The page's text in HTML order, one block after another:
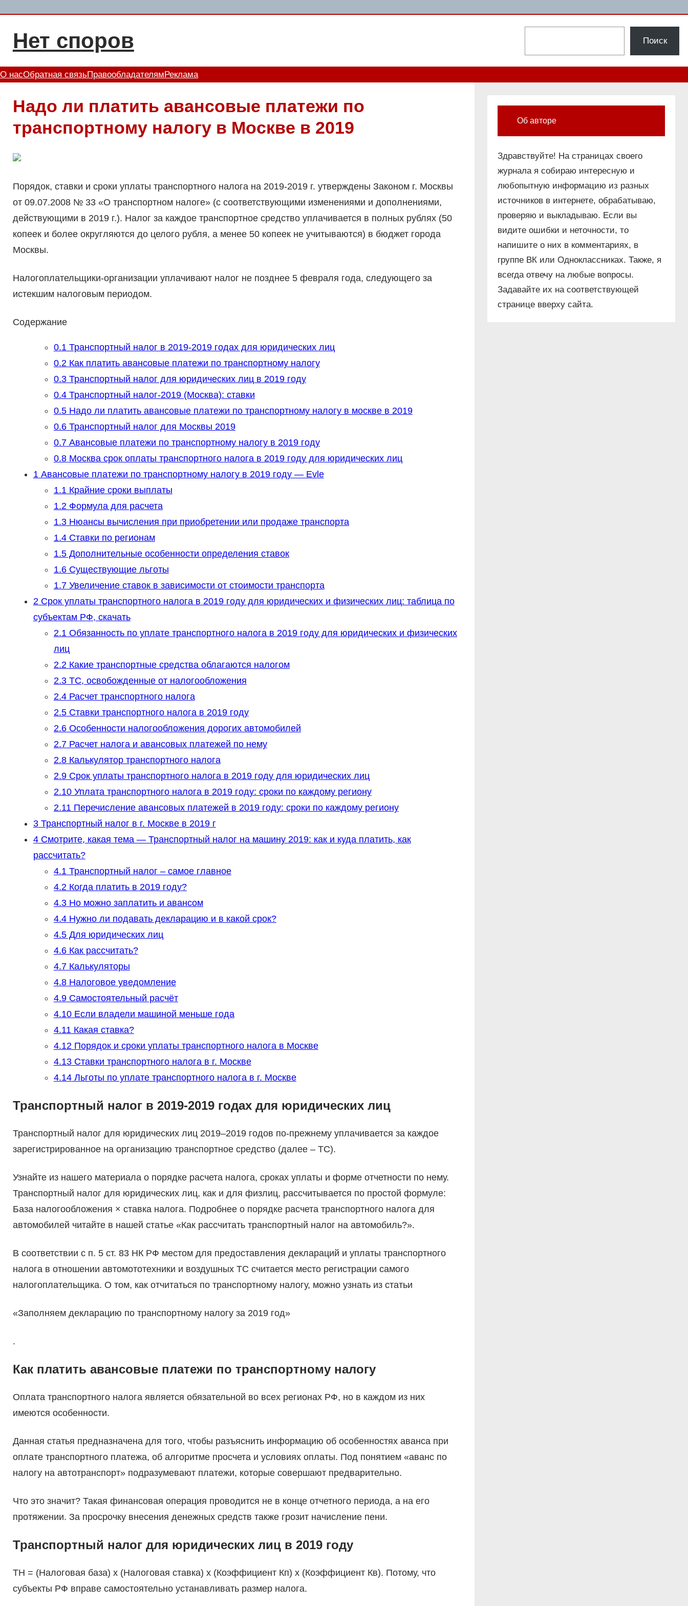
содержимому
Нет споров Поиск
О насОбратная связьПравообладателям Реклама
Надо ли платить авансовые платежи по
транспортному налогу в Москве в 2019
Порядок, ставки и сроки уплаты транспортного налога на 2019-2019 г. утверждены Законом г. Москвы
от 09.07.2008 № 33 «О транспортном налоге» (с соответствующими изменениями и дополнениями,
действующими в 2019 г.). Налог за каждое транспортное средство уплачивается в полных рублях (50
копеек и более округляются до целого рубля, а менее 50 копеек не учитываются) в бюджет города
Москвы.
Налогоплательщики-организации уплачивают налог не позднее 5 февраля года, следующего за
истекшим налоговым периодом.
Содержание
0.1Транспортный налог в 2019-2019 годах для юридических лиц
0.2Как платить авансовые платежи по транспортному налогу
0.3Транспортный налог для юридических лиц в 2019 году
0.4Транспортный налог-2019 (Москва): ставки
0.5Надо ли платить авансовые платежи по транспортному налогу в москве в 2019
0.6Транспортный налог для Москвы 2019
0.7Авансовые платежи по транспортному налогу в 2019 году
0.8Москва срок оплаты транспортного налога в 2019 году для юридических лиц
1Авансовые платежи по транспортному налогу в 2019 году — Evle
1.1Крайние сроки выплаты
1.2Формула для расчета
1.3Нюансы вычисления при приобретении или продаже транспорта
1.4Ставки по регионам
1.5Дополнительные особенности определения ставок
1.6Существующие льготы
1.7Увеличение ставок в зависимости от стоимости транспорта
2Срок уплаты транспортного налога в 2019 году для юридических и физических лиц: таблица по
субъектам РФ, скачать
2.1Обязанность по уплате транспортного налога в 2019 году для юридических и физических
лиц
2.2Какие транспортные средства облагаются налогом
2.3ТС, освобожденные от налогообложения
2.4Расчет транспортного налога
2.5Ставки транспортного налога в 2019 году
2.6Особенности налогообложения дорогих автомобилей
2.7Расчет налога и авансовых платежей по нему
2.8Калькулятор транспортного налога
2.9Срок уплаты транспортного налога в 2019 году для юридических лиц
2.10Уплата транспортного налога в 2019 году: сроки по каждому региону
2.11Перечисление авансовых платежей в 2019 году: сроки по каждому региону
3Транспортный налог в г. Москве в 2019 г
4Смотрите, какая тема — Транспортный налог на машину 2019: как и куда платить, как
рассчитать?
4.1Транспортный налог – самое главное
4.2Когда платить в 2019 году?
4.3Но можно заплатить и авансом
4.4Нужно ли подавать декларацию и в какой срок?
4.5Для юридических лиц
4.6Как рассчитать?
4.7Калькуляторы
4.8Налоговое уведомление
4.9Самостоятельный расчёт
4.10Если владели машиной меньше года
4.11Какая ставка?
4.12Порядок и сроки уплаты транспортного налога в Москве
4.13Ставки транспортного налога в г. Москве
4.14Льготы по уплате транспортного налога в г. Москве
Транспортный налог в 2019-2019 годах для юридических лиц
Транспортный налог для юридических лиц 2019–2019 годов по-прежнему уплачивается за каждое
зарегистрированное на организацию транспортное средство (далее – ТС).
Узнайте из нашего материала о порядке расчета налога, сроках уплаты и форме отчетности по нему.
Транспортный налог для юридических лиц, как и для физлиц, рассчитывается по простой формуле:
База налогообложения × ставка налога. Подробнее о порядке расчета транспортного налога для
автомобилей читайте в нашей статье «Как рассчитать транспортный налог на автомобиль?».
В соответствии с п. 5 ст. 83 НК РФ местом для предоставления деклараций и уплаты транспортного
налога в отношении автомототехники и воздушных ТС считается место регистрации самого
налогоплательщика. О том, как отчитаться по транспортному налогу, можно узнать из статьи
«Заполняем декларацию по транспортному налогу за 2019 год»
.
Как платить авансовые платежи по транспортному налогу
Оплата транспортного налога является обязательной во всех регионах РФ, но в каждом из них
имеются особенности.
Данная статья предназначена для того, чтобы разъяснить информацию об особенностях аванса при
оплате транспортного платежа, об алгоритме просчета и условиях оплаты. Под понятием «аванс по
налогу на автотранспорт» подразумевают платежи, которые совершают предварительно.
Что это значит? Такая финансовая операция проводится не в конце отчетного периода, а на его
протяжении. За просрочку внесения денежных средств также грозит начисление пени.
Транспортный налог для юридических лиц в 2019 году
ТН = (Налоговая база) х (Налоговая ставка) х (Коэффициент Кп) х (Коэффициент Кв). Потому, что
субъекты РФ вправе самостоятельно устанавливать размер налога.
Об авторе
Здравствуйте! На страницах своего
журнала я собираю интересную и
любопытную информацию из разных
источников в интернете, обрабатываю,
проверяю и выкладываю. Если вы
видите ошибки и неточности, то
напишите о них в комментариях, в
группе ВК или Одноклассниках. Также, я
всегда отвечу на любые вопросы.
Задавайте их на соответствующей
странице вверху сайта.